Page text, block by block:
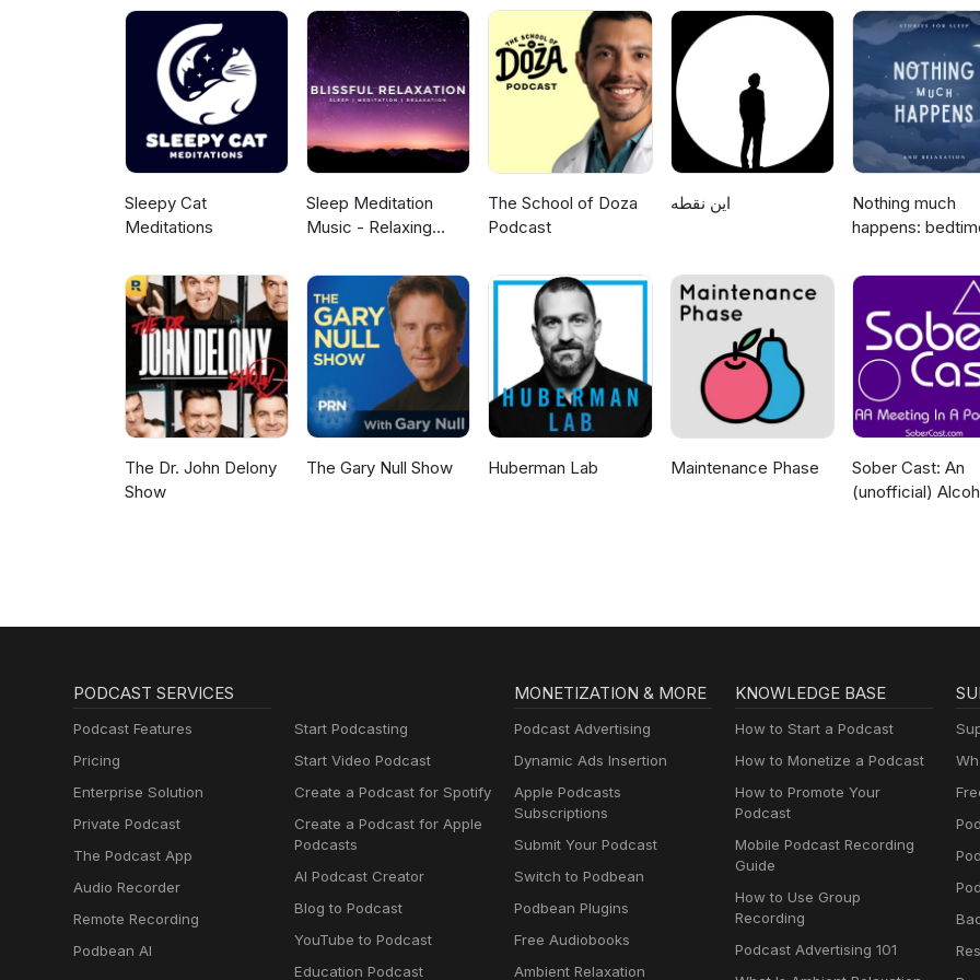
ser de interés para el personal de enfermería especializado en trastornos del crecimiento.
Sleepy Cat
Meditations
Sleep Meditation
Music - Relaxing
Meditation &
Relaxation
The School of Doza
Podcast
این نقطه
Nothing much
happens:
sleep
The Dr. John Delony
Show
The Gary Null Show Huberman Lab Maintenance Phase
Sober Cast: An
(unofficial)
PODCAST SERVICES
Podcast Features
Pricing
Enterprise Solution
Private Podcast
The Podcast App
Audio Recorder
Remote Recording
Podbean AI
Start Podcasting
Start Video Podcast
Create a Podcast for Spotify
Create a Podcast for Apple
Podcasts
AI Podcast Creator
Blog to Podcast
YouTube to Podcast
Education Podcast
MONETIZATION & MORE
Podcast Advertising
Dynamic Ads Insertion
Apple Podcasts
Subscriptions
Submit Your Podcast
Switch to Podbean
Podbean Plugins
Free Audiobooks
Ambient Relaxation
KNOWLEDGE BASE
How to Start a Podcast
How to Monetize a Podcast
How to Promote Your
Podcast
Mobile Podcast Recording
Guide
How to Use Group
Recording
Podcast Advertising 101